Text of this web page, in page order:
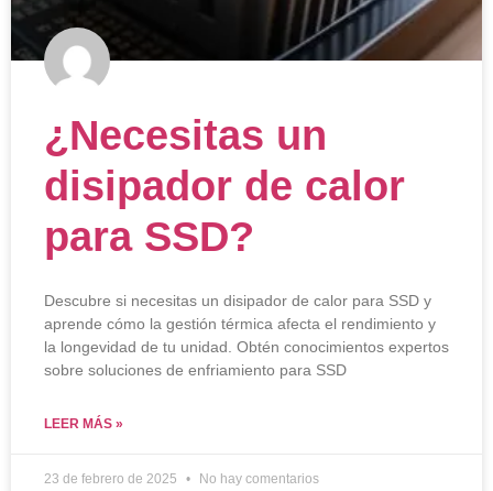
¿Necesitas un
disipador de calor
para SSD?
Descubre si necesitas un disipador de calor para SSD y
aprende cómo la gestión térmica afecta el rendimiento y
la longevidad de tu unidad. Obtén conocimientos expertos
sobre soluciones de enfriamiento para SSD
LEER MÁS »
23 de febrero de 2025 No hay comentarios